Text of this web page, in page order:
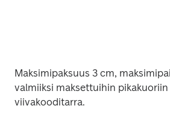
Maksimipaksuus 3 cm,
valmiiksi maksettuihin pikakuoriin
viivakooditarra.